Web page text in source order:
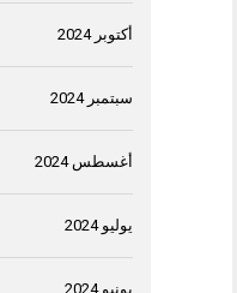
أكتوبر 2024
سبتمبر 2024
أغسطس 2024
يوليو 2024
يونيو 2024